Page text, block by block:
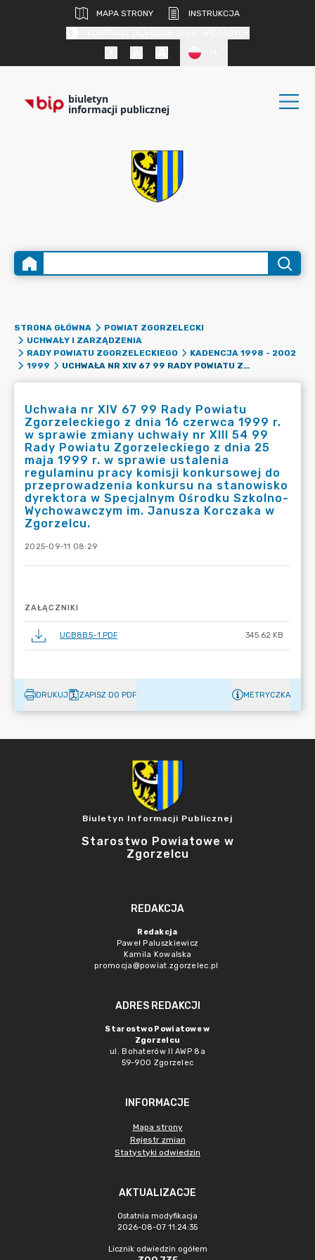
MAPA STRONY
INSTRUKCJA
biuletyn
informacji publicznej
STRONA GŁÓWNA
POWIAT ZGORZELECKI
UCHWAŁY I ZARZĄDZENIA
RADY POWIATU ZGORZELECKIEGO
KADENCJA 1998 - 2002
1999
UCHWAŁA NR XIV 67 99 RADY POWIATU ZGORZELECKIEGO Z DNIA 16 CZERWCA 1999 R. W SPRAWIE ZMIANY UCHWAŁY NR XIII 54 99 RADY POWIATU ZGORZELECKIEGO Z DNIA 25 MAJA 1999 R. W SPRAWIE USTALENIA REGULAMINU PRACY KOMISJI KONKURSOWEJ DO PRZEPROWADZENIA KONKURSU NA STANOWISKO DYREKTORA W SPECJALNYM OŚRODKU SZKOLNO-WYCHOWAWCZYM IM. JANUSZA KORCZAKA W ZGORZELCU.
Uchwała nr XIV 67 99 Rady Powiatu
Zgorzeleckiego z dnia 16 czerwca 1999 r.
w sprawie zmiany uchwały nr XIII 54 99
Rady Powiatu Zgorzeleckiego z dnia 25
maja 1999 r. w sprawie ustalenia
regulaminu pracy komisji konkursowej do
przeprowadzenia konkursu na stanowisko
dyrektora w Specjalnym Ośrodku Szkolno-
Wychowawczym im. Janusza Korczaka w
Zgorzelcu.
2025-09-11 08:29
ZAŁĄCZNIKI
UCB8B5~1.PDF 345.62 KB
DRUKUJ ZAPISZ DO PDF METRYCZKA
Biuletyn Informacji Publicznej
Starostwo Powiatowe w
Zgorzelcu
REDAKCJA
Redakcja
Paweł Paluszkiewicz
Kamila Kowalska
promocja@powiat.zgorzelec.pl
ADRES REDAKCJI
Starostwo Powiatowe w
Zgorzelcu
ul. Bohaterów II AWP 8a
59-900 Zgorzelec
INFORMACJE
Mapa strony
Rejestr zmian
Statystyki odwiedzin
AKTUALIZACJE
Ostatnia modyfikacja
2026-08-07 11:24:35
Licznik odwiedzin ogółem